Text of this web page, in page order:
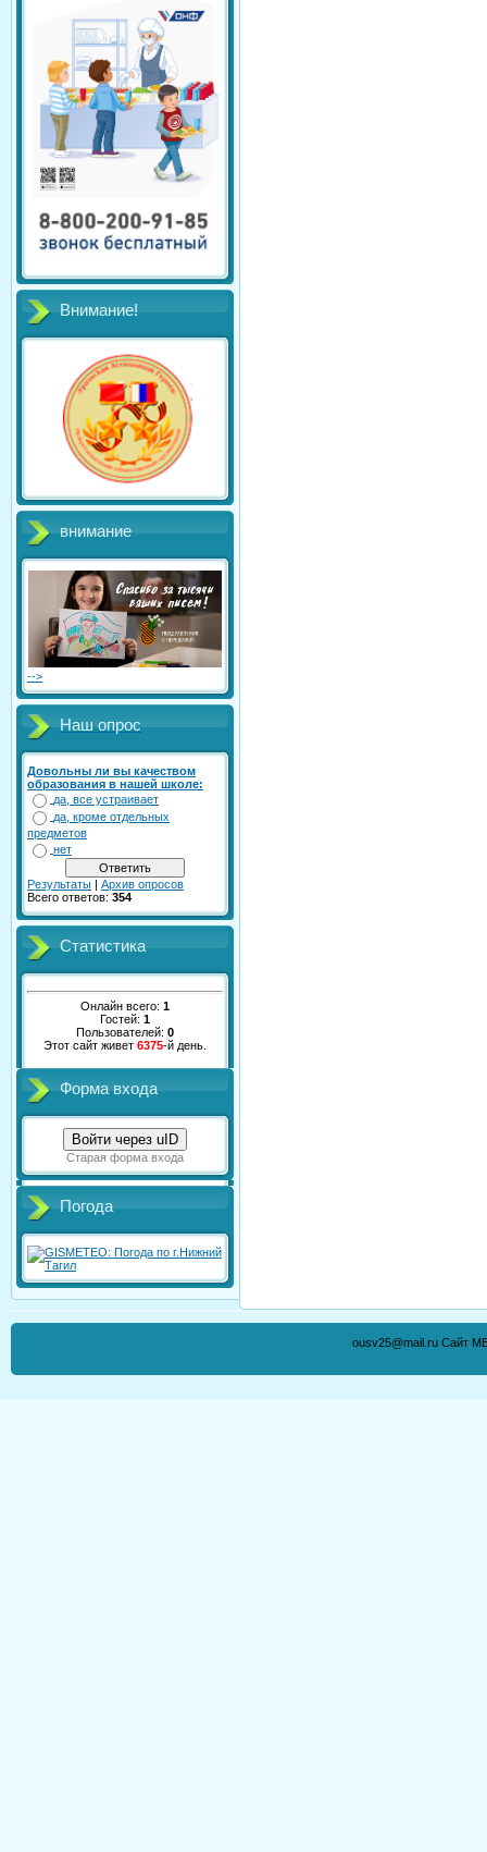
Внимание!
внимание
-->
Наш опрос
Довольны ли вы качеством
образования в нашей школе:
да, все устраивает
да, кроме отдельных
предметов
нет
Результаты | Архив опросов
Всего ответов: 354
Статистика
Онлайн всего: 1
Гостей: 1
Пользователей: 0
Этот сайт живет 6375-й день.
Форма входа
Войти через uID
Старая форма входа
Погода
ousv25@mail.ru Сайт